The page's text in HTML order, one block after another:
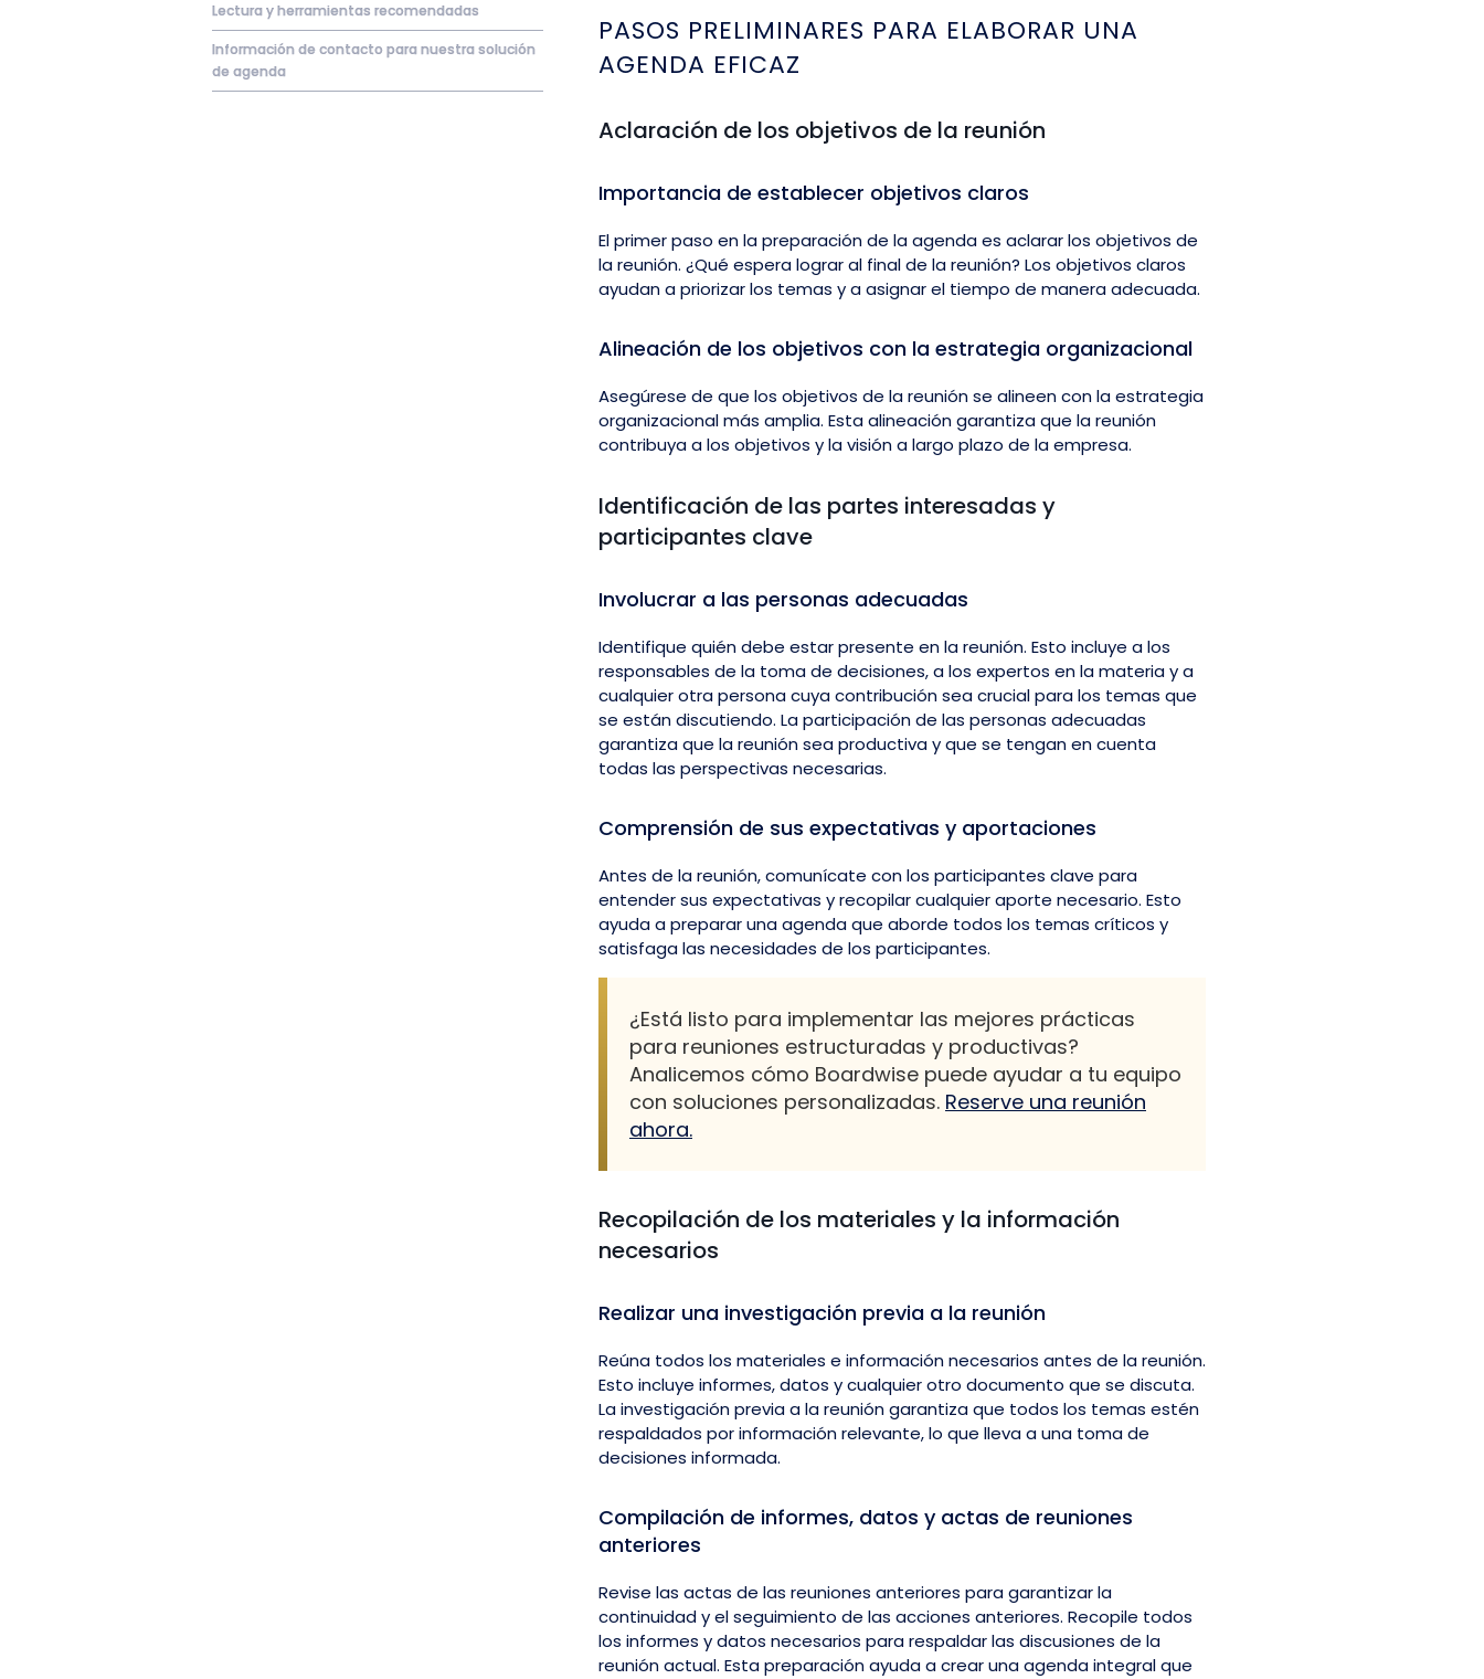
Lectura y herramientas recomendadas
Información de contacto para nuestra solución
de agenda
PASOS PRELIMINARES PARA ELABORAR UNA
AGENDA EFICAZ
Aclaración de los objetivos de la reunión
Importancia de establecer objetivos claros
El primer paso en la preparación de la agenda es aclarar los objetivos de
la reunión. ¿Qué espera lograr al final de la reunión? Los objetivos claros
ayudan a priorizar los temas y a asignar el tiempo de manera adecuada.
Alineación de los objetivos con la estrategia organizacional
Asegúrese de que los objetivos de la reunión se alineen con la estrategia
organizacional más amplia. Esta alineación garantiza que la reunión
contribuya a los objetivos y la visión a largo plazo de la empresa.
Identificación de las partes interesadas y
participantes clave
Involucrar a las personas adecuadas
Identifique quién debe estar presente en la reunión. Esto incluye a los
responsables de la toma de decisiones, a los expertos en la materia y a
cualquier otra persona cuya contribución sea crucial para los temas que
se están discutiendo. La participación de las personas adecuadas
garantiza que la reunión sea productiva y que se tengan en cuenta
todas las perspectivas necesarias.
Comprensión de sus expectativas y aportaciones
Antes de la reunión, comunícate con los participantes clave para
entender sus expectativas y recopilar cualquier aporte necesario. Esto
ayuda a preparar una agenda que aborde todos los temas críticos y
satisfaga las necesidades de los participantes.
¿Está listo para implementar las mejores prácticas
para reuniones estructuradas y productivas?
Analicemos cómo Boardwise puede ayudar a tu equipo
con soluciones personalizadas. Reserve una reunión
ahora.
Recopilación de los materiales y la información
necesarios
Realizar una investigación previa a la reunión
Reúna todos los materiales e información necesarios antes de la reunión.
Esto incluye informes, datos y cualquier otro documento que se discuta.
La investigación previa a la reunión garantiza que todos los temas estén
respaldados por información relevante, lo que lleva a una toma de
decisiones informada.
Compilación de informes, datos y actas de reuniones
anteriores
Revise las actas de las reuniones anteriores para garantizar la
continuidad y el seguimiento de las acciones anteriores. Recopile todos
los informes y datos necesarios para respaldar las discusiones de la
reunión actual. Esta preparación ayuda a crear una agenda integral que